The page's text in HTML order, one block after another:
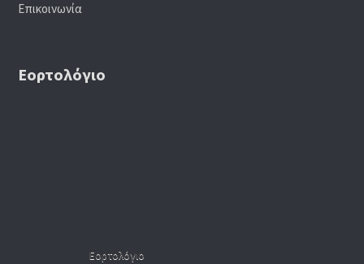
Επικοινωνία
Εορτολόγιο
Εορτολόγιο